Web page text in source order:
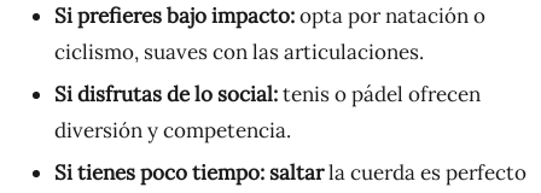
Si prefieres bajo impacto:opta por natación o
ciclismo, suaves con las articulaciones.
Si disfrutas de lo social:tenis o pádel ofrecen
diversión y competencia.
Si tienes poco tiempo: saltarla cuerda es perfecto